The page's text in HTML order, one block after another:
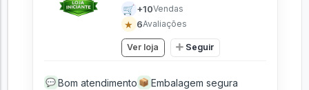
🛒 +10Vendas
★ 6Avaliações
Ver loja Seguir
💬 Bom atendimento 📦 Embalagem segura